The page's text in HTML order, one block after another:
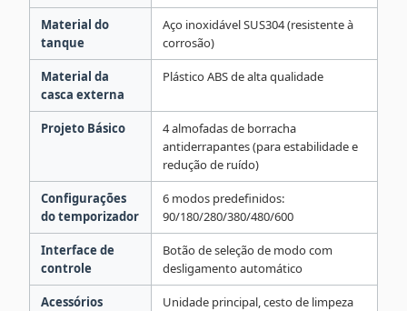
Material do
tanque
Aço inoxidável SUS304 (resistente à
corrosão)
Material da
casca externa
Plástico ABS de alta qualidade
Projeto Básico
4 almofadas de borracha
antiderrapantes (para estabilidade e
redução de ruído)
Configurações
do temporizador
6 modos predefinidos:
90/180/280/380/480/600
Interface de
controle
Botão de seleção de modo com
desligamento automático
Acessórios
Unidade principal, cesto de limpeza